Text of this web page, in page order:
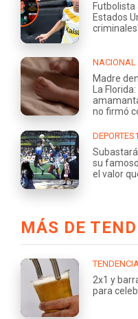
Futbolista
Estados
NACIONAL
Madre
La
no firmó
su
el valor
MÁS DE
2x1 y
para